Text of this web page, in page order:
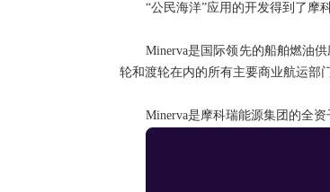
“公民海洋”应用的开发得到了摩
Minerva是国际领先的船舶燃油
轮和渡轮在内的所有主要商业航运部
Minerva是摩科瑞能源集团的全